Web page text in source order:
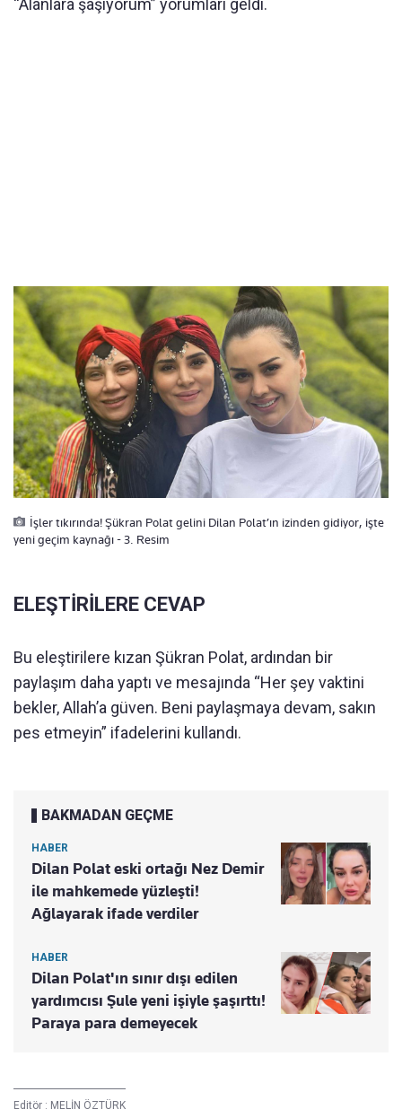
“Alanlara şaşıyorum” yorumları geldi.
İşler tıkırında! Şükran Polat gelini Dilan Polat’ın izinden gidiyor, işte
yeni geçim kaynağı - 3. Resim
ELEŞTİRİLERE CEVAP
Bu eleştirilere kızan Şükran Polat, ardından bir
paylaşım daha yaptı ve mesajında “Her şey vaktini
bekler, Allah’a güven. Beni paylaşmaya devam, sakın
pes etmeyin” ifadelerini kullandı.
BAKMADAN GEÇME
HABER
Dilan Polat eski ortağı Nez Demir
ile mahkemede yüzleşti!
Ağlayarak ifade verdiler
HABER
Dilan Polat'ın sınır dışı edilen
yardımcısı Şule yeni işiyle şaşırttı!
Paraya para demeyecek
Editör : MELİN ÖZTÜRK